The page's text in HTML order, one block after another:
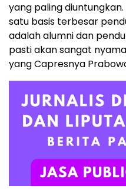
yang paling
satu basis terbesar
adalah alumni dan
pasti akan sangat
yang Capresnya